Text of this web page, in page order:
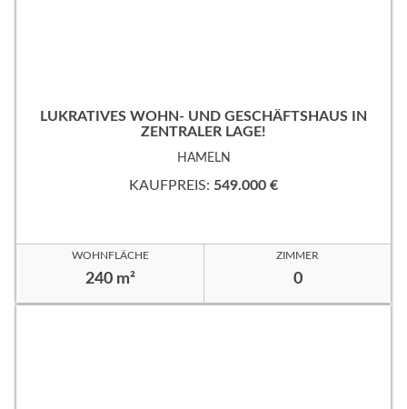
LUKRATIVES WOHN- UND GESCHÄFTSHAUS IN
ZENTRALER LAGE!
HAMELN
KAUFPREIS: 549.000 €
WOHNFLÄCHE
240 m²
ZIMMER
0